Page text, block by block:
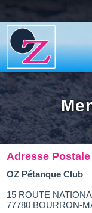
Adresse Postale
OZ Pétanque Club
15 ROUTE
77780 BOURRON-